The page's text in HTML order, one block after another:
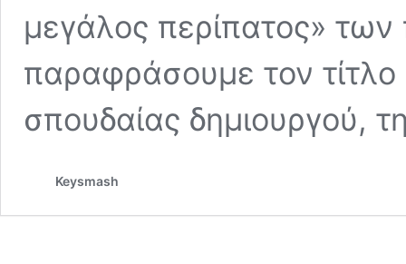
μεγάλος περίπατος» των
παραφράσουμε τον
σπουδαίας δημιουργού,
Keysmash